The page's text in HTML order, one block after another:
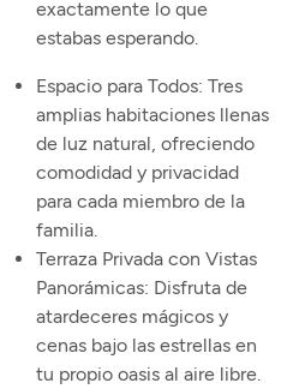
exactamente lo que
estabas esperando.
Espacio para Todos: Tres
amplias habitaciones llenas
de luz natural, ofreciendo
comodidad y privacidad
para cada miembro de la
familia.
Terraza Privada con Vistas
Panorámicas: Disfruta de
atardeceres mágicos y
cenas bajo las estrellas en
tu propio oasis al aire libre.